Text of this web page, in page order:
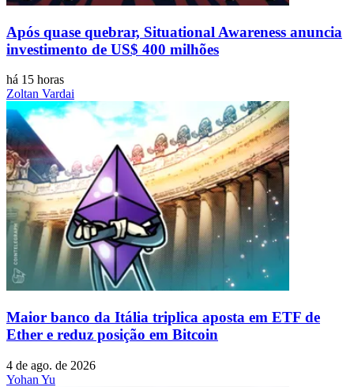
Após quase quebrar, Situational Awareness anuncia
investimento de US$ 400 milhões
há 15 horas
Zoltan Vardai
Maior banco da Itália triplica aposta em ETF de
Ether e reduz posição em Bitcoin
4 de ago. de 2026
Yohan Yu